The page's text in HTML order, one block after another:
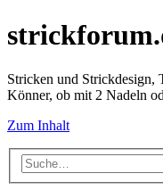
Stricken und
Könner, ob mit 2 Nadeln
Zum Inhalt